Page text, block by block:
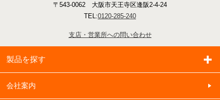
〒543-0062 大阪市天王寺区逢阪2-4-24
TEL:0120-285-240
支店・営業所への問い合わせ
製品を探す
会社案内